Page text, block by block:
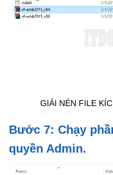
GIẢI NÉN FILE
Bước 7: Chạy
quyền Admin.